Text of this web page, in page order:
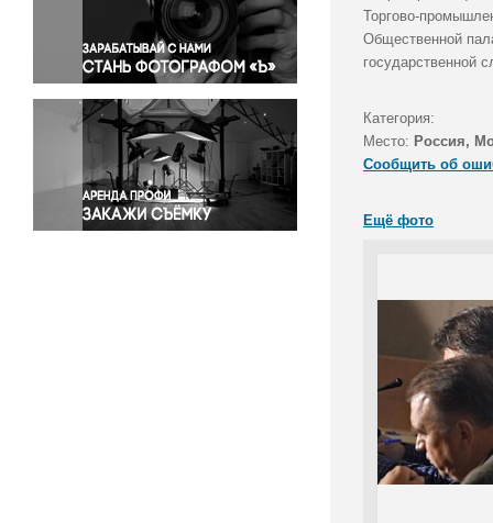
Правосудие
Происшествия и конфликты
Религия
Светская жизнь
Спорт
Экология
Экономика и бизнес
Торгово-
Общественной
государственной
Категория:
Место: Россия,
Сообщить об
Ещё фото